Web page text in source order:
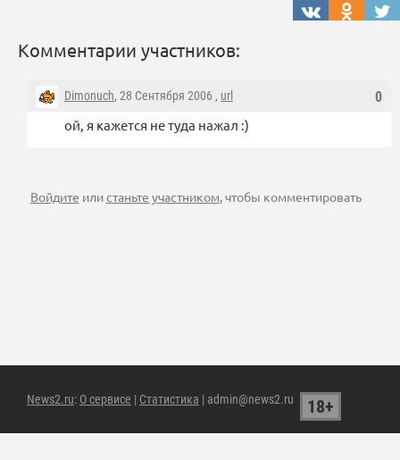
Комментарии участников:
0
Dimonuch, 28 Сентября 2006 , url
ой, я кажется не туда нажал :)
Войдите илистаньте участником, чтобы комментировать
News2.ru: О сервисе | Статистика | admin@news2.ru 18+